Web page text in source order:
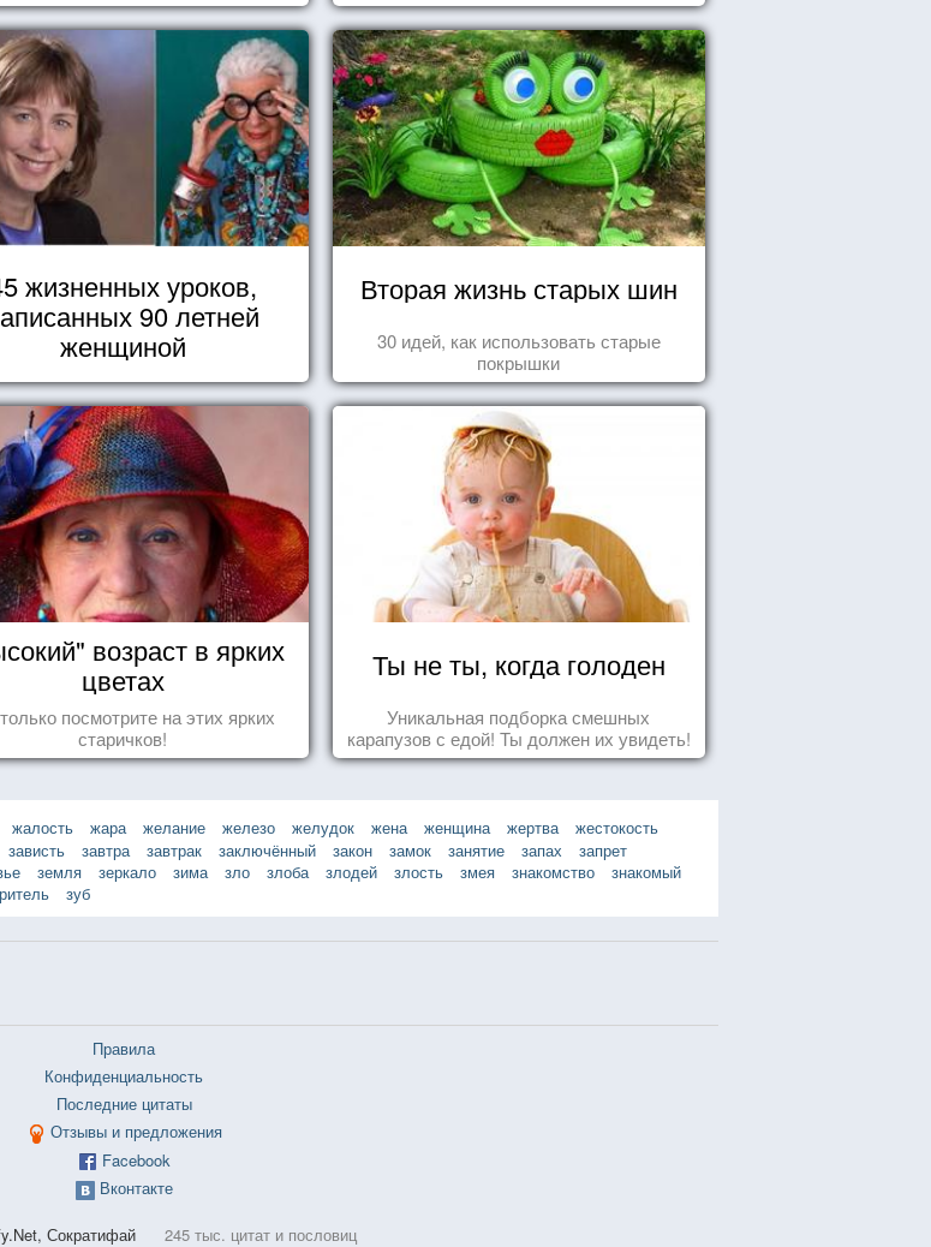
жизненных уроков,
90 летней
женщиной
Вторая жизнь старых шин
30 идей, как использовать старые
покрышки
возраст в ярких
цветах
посмотрите на этих ярких
старичков!
Ты не ты, когда голоден
Уникальная подборка смешных
карапузов с едой! Ты должен их увидеть!
жалость жара желание железо желудок жена женщина жертва
жестокость
зависть завтра завтрак заключённый закон замок занятие запах
запрет
земля зеркало зима зло злоба злодей злость змея знакомство
знакомый
зуб
Правила
Конфиденциальность
Последние цитаты
Отзывы и предложения
Facebook
Вконтакте
Сократифай 245 тыс. цитат и пословиц